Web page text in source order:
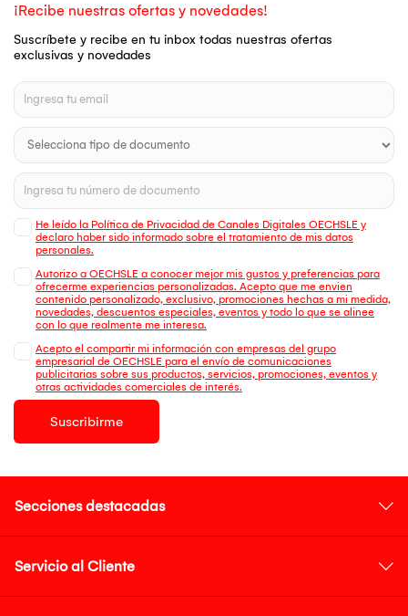
¡Recibe nuestras ofertas y novedades!
Suscríbete y recibe en tu inbox todas nuestras ofertas
exclusivas y novedades
He leído la Política de Privacidad de Canales Digitales OECHSLE y
declaro haber sido informado sobre el tratamiento de mis datos
personales.
Autorizo a OECHSLE a conocer mejor mis gustos y preferencias para
ofrecerme experiencias personalizadas. Acepto que me envien
contenido personalizado, exclusivo, promociones hechas a mi medida,
novedades, descuentos especiales, eventos y todo lo que se alinee
con lo que realmente me interesa.
Acepto el compartir mi información con empresas del grupo
empresarial de OECHSLE para el envío de comunicaciones
publicitarias sobre sus productos, servicios, promociones, eventos y
otras actividades comerciales de interés.
Suscribirme
Secciones destacadas
Servicio al Cliente